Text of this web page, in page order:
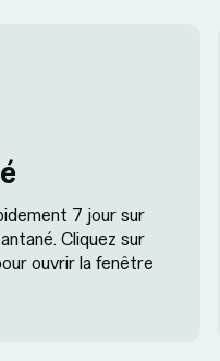
7 jour sur
Cliquez sur
ouvrir la fenêtre